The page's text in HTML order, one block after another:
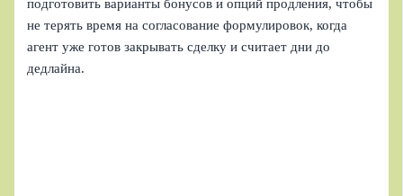
подготовить варианты бонусов и опций продления, чтобы
не терять время на согласование формулировок, когда
агент уже готов закрывать сделку и считает дни до
дедлайна.